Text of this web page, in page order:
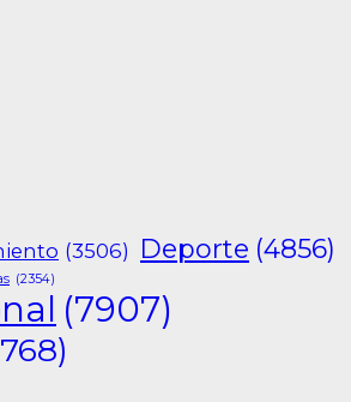
(3506) Deporte (4856)
(2354)
(7907)